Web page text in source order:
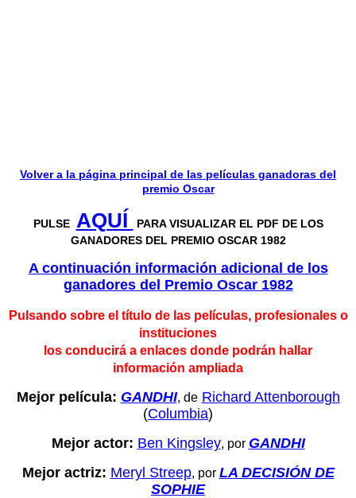
Volver a la página principal de las películas ganadoras del
premio Oscar
PULSE AQUÍ
PARA VISUALIZAR EL PDF DE LOS
GANADORES DEL PREMIO OSCAR 1982
A continuación información adicional de los
ganadores del Premio Oscar 1982
Pulsando sobre el título de las películas, profesionales o
instituciones
los conducirá a enlaces donde podrán hallar
información ampliada
Mejor película: GANDHI, de Richard Attenborough
(Columbia)
Mejor actor: Ben Kingsley, por GANDHI
Mejor actriz: Meryl Streep, por LA DECISIÓN DE
SOPHIE